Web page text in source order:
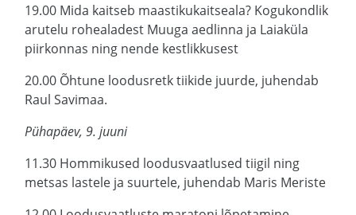
19.00 Mida kaitseb maastikukaitseala? Kogukondlik
arutelu rohealadest Muuga aedlinna ja Laiaküla
piirkonnas ning nende kestlikkusest
20.00 Õhtune loodusretk tiikide juurde, juhendab
Raul Savimaa.
Pühapäev, 9. juuni
11.30 Hommikused loodusvaatlused tiigil ning
metsas lastele ja suurtele, juhendab Maris Meriste